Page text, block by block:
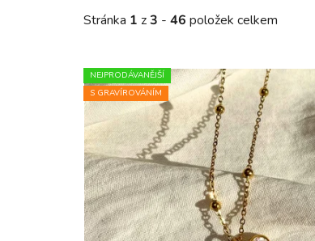
Stránka 1 z3 - 46 položek celkem
Výpis produktů
NEJPRODÁVANĚJŠÍ
S GRAVÍROVÁNÍM